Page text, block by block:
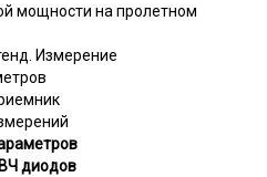
мощности на пролетном
Измерение
диодов